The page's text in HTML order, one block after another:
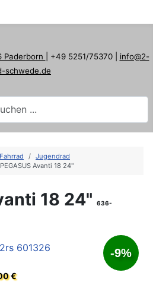
Paderborn | +49 5251/75370 | info@2-
schwede.de
Fahrrad
Jugendrad
PEGASUS Avanti 18 24"
18 24" 636-
-9%
€